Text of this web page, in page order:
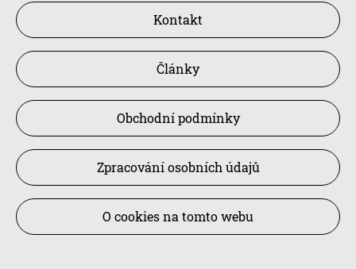
Kontakt
Články
Obchodní podmínky
Zpracování osobních údajů
O cookies na tomto webu